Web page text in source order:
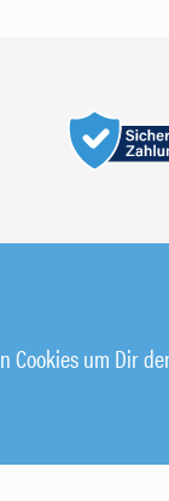
Cookies um Dir